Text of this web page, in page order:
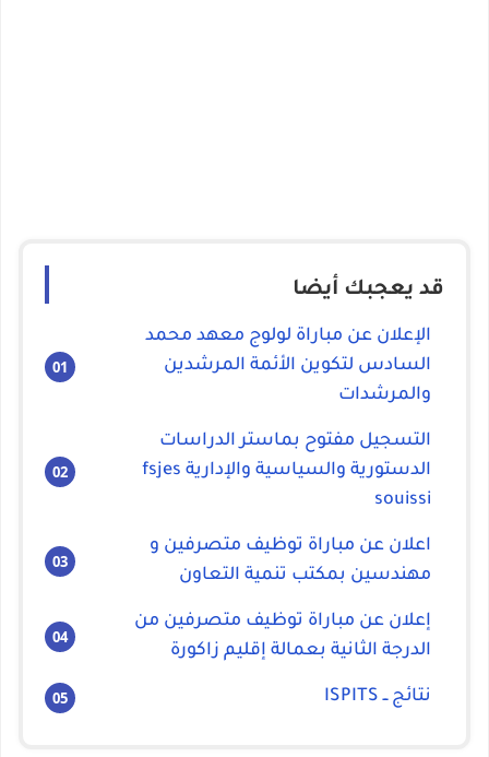
قد يعجبك أيضا
الإعلان عن مباراة لولوج معهد محمد
السادس لتكوين الأئمة المرشدين
والمرشدات
التسجيل مفتوح بماستر الدراسات
الدستورية والسياسية والإدارية fsjes
souissi
اعلان عن مباراة توظيف متصرفين و
مهندسين بمكتب تنمية التعاون
إعلان عن مباراة توظيف متصرفين من
الدرجة الثانية بعمالة إقليم زاكورة
نتائج ــ ISPITS